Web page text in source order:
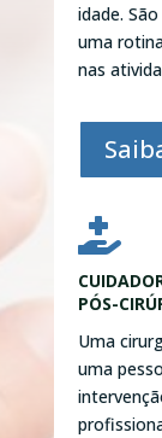
idade.
uma
nas

PÓS-
Uma
uma